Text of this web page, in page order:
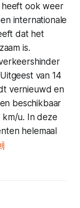
heeft ook weer
internationale
dat het
is.
van 14
vernieuwd en
beschikbaar
km/u. In deze
helemaal